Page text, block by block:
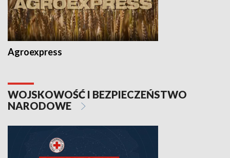
Agroexpress
WOJSKOWOŚĆ I BEZPIECZEŃSTWO
NARODOWE